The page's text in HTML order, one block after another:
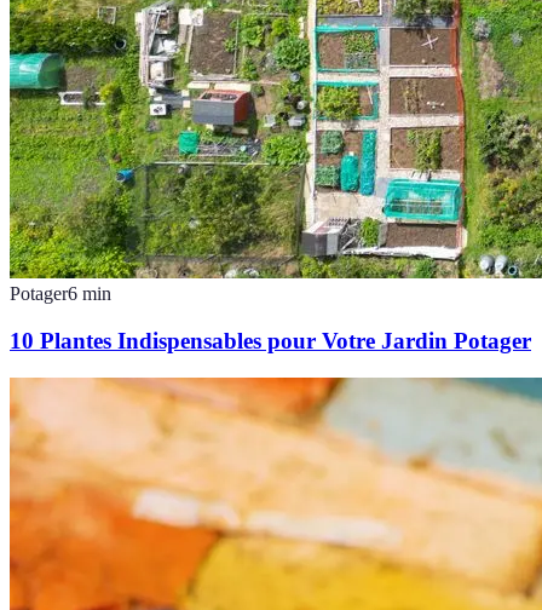
Potager6 min
10 Plantes Indispensables pour Votre Jardin Potager